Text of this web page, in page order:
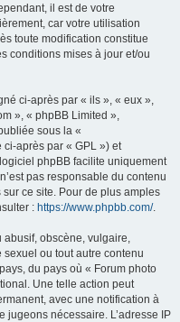
il est de votre
car votre utilisation
toute modification constitue
conditions mises à jour et/ou
ci-après par « ils », « eux »,
», « phpBB Limited »,
sous la «
ci-après par « GPL ») et
phpBB facilite uniquement
pas responsable du contenu
ce site. Pour de plus amples
: https://www.phpbb.com/.
abusif, obscène, vulgaire,
ou tout autre contenu
du pays où « Forum photo
Une telle action peut
avec une notification à
jugeons nécessaire. L’adresse IP